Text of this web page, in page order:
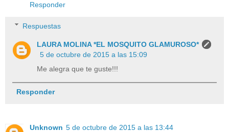
Responder
Respuestas
LAURA MOLINA *EL MOSQUITO GLAMUROSO*
5 de octubre de 2015 a las 15:09
Me alegra que te guste!!!
Responder
Unknown 5 de octubre de 2015 a las 13:44